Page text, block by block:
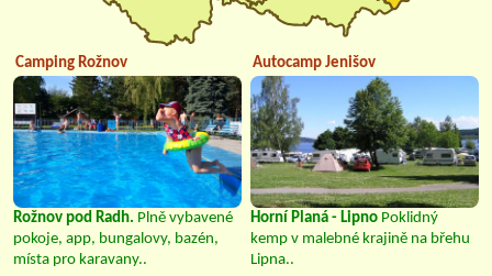
Camping Rožnov
Rožnov pod Radh. Plně vybavené
pokoje, app, bungalovy, bazén,
místa pro karavany..
Autocamp Jenišov
Horní Planá - Lipno Poklidný
kemp v malebné krajině na břehu
Lipna..